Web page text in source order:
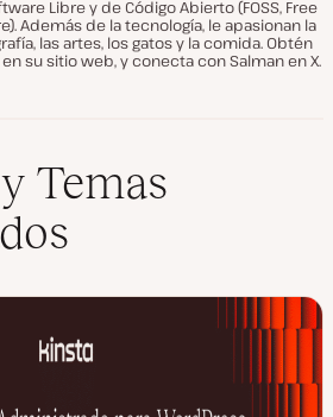
Libre y de Código Abierto (FOSS, Free
Además de la tecnología, le apasionan la
las artes, los gatos y la comida. Obtén
su sitio web, y conecta con Salman en X.
Temas